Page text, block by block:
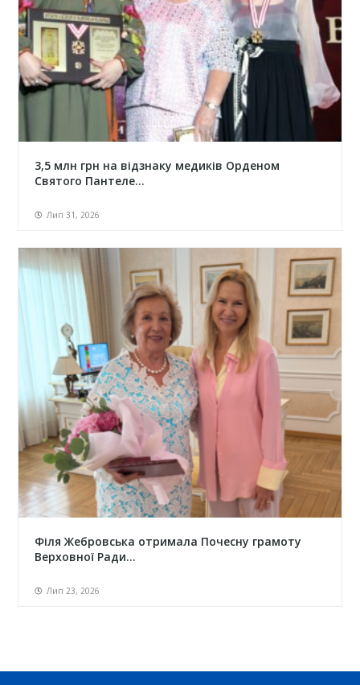
3,5 млн грн на відзнаку медиків Орденом
Святого Пантеле...
Лип 31, 2026
Філя Жебровська отримала Почесну грамоту
Верховної Ради...
Лип 23, 2026